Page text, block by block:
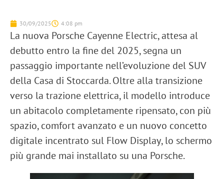
30/09/2025 4:08 pm
La nuova Porsche Cayenne Electric, attesa al
debutto entro la fine del 2025, segna un
passaggio importante nell’evoluzione del SUV
della Casa di Stoccarda. Oltre alla transizione
verso la trazione elettrica, il modello introduce
un abitacolo completamente ripensato, con più
spazio, comfort avanzato e un nuovo concetto
digitale incentrato sul Flow Display, lo schermo
più grande mai installato su una Porsche.